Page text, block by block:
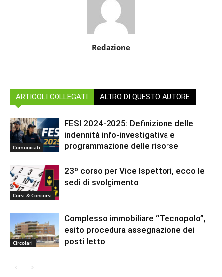
Redazione
ARTICOLI COLLEGATI ALTRO DI QUESTO AUTORE
Comunicati
FESI 2024-2025: Definizione delle
indennità info-investigativa e
programmazione delle risorse
Corsi & Concorsi
23º corso per Vice Ispettori, ecco le
sedi di svolgimento
Circolari
Complesso immobiliare “Tecnopolo”,
esito procedura assegnazione dei
posti letto